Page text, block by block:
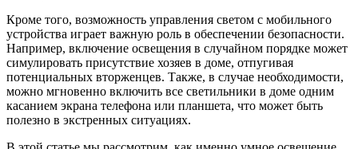
Кроме того, возможность управления светом с мобильного
устройства играет важную роль в обеспечении безопасности.
Например, включение освещения в случайном порядке может
симулировать присутствие хозяев в доме, отпугивая
потенциальных вторженцев. Также, в случае необходимости,
можно мгновенно включить все светильники в доме одним
касанием экрана телефона или планшета, что может быть
полезно в экстренных ситуациях.